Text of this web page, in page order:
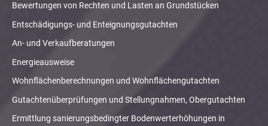
Bewertungen von Rechten und Lasten an Grundstücken
Entschädigungs- und Enteignungsgutachten
An- und Verkaufberatungen
Energieausweise
Wohnflächenberechnungen und Wohnflächengutachten
Gutachtenüberprüfungen und Stellungnahmen, Obergutachten
Ermittlung sanierungsbedingter Bodenwerterhöhungen in